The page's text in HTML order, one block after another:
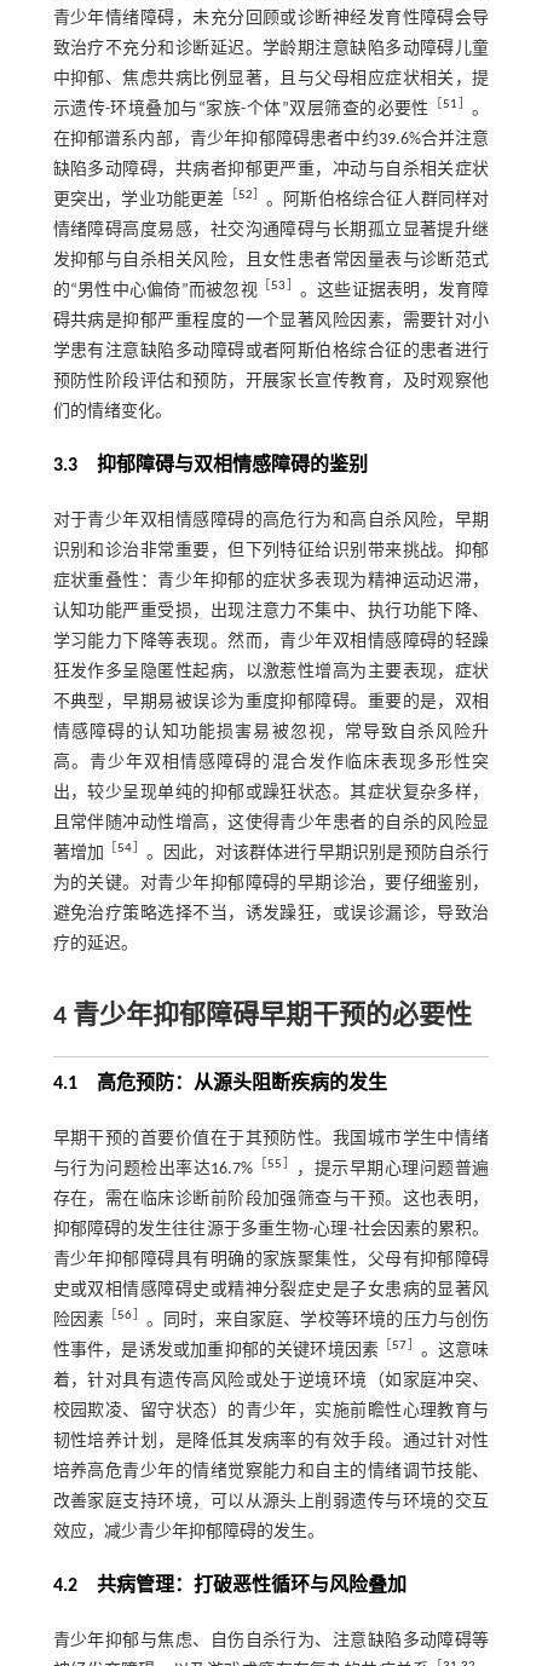
青少年情绪障碍，未充分回顾或诊断神经发育性障碍会导
致治疗不充分和诊断延迟。学龄期注意缺陷多动障碍儿童
中抑郁、焦虑共病比例显著，且与父母相应症状相关，提
示遗传-环境叠加与“家族-个体”双层筛查的必要性
［51
。
在抑郁谱系内部，青少年抑郁障碍患者中约39.6%合并注意
缺陷多动障碍，共病者抑郁更严重，冲动与自杀相关症状
更突出，学业功能更差
52
。阿斯伯格综合征人群同样对
情绪障碍高度易感，社交沟通障碍与长期孤立显著提升继
发抑郁与自杀相关风险，且女性患者常因量表与诊断范式
的“男性中心偏倚”而被忽视 ［53
。这些证据表明，发育障
碍共病是抑郁严重程度的一个显著风险因素，需要针对小
学患有注意缺陷多动障碍或者阿斯伯格综合征的患者进行
预防性阶段评估和预防，开展家长宣传教育，及时观察他
们的情绪变化。
3.3 抑郁障碍与双相情感障碍的鉴别
对于青少年双相情感障碍的高危行为和高自杀风险，早期
识别和诊治非常重要，但下列特征给识别带来挑战。抑郁
症状重叠性：青少年抑郁的症状多表现为精神运动迟滞，
认知功能严重受损，出现注意力不集中、执行功能下降、
学习能力下降等表现。然而，青少年双相情感障碍的轻躁
狂发作多呈隐匿性起病，以激惹性增高为主要表现，症状
不典型，早期易被误诊为重度抑郁障碍。重要的是，双相
情感障碍的认知功能损害易被忽视，常导致自杀风险升
高。青少年双相情感障碍的混合发作临床表现多形性突
出，较少呈现单纯的抑郁或躁狂状态。其症状复杂多样，
且常伴随冲动性增高，这使得青少年患者的自杀的风险显
著增加
［54
。因此，对该群体进行早期识别是预防自杀行
为的关键。对青少年抑郁障碍的早期诊治，要仔细鉴别，
避免治疗策略选择不当，诱发躁狂，或误诊漏诊，导致治
疗的延迟。
4 青少年抑郁障碍早期干预的必要性
4.1 高危预防：从源头阻断疾病的发生
早期干预的首要价值在于其预防性。我国城市学生中情绪
与行为问题检出率达16.7% ［55
，提示早期心理问题普遍
存在，需在临床诊断前阶段加强筛查与干预。这也表明，
抑郁障碍的发生往往源于多重生物-心理-社会因素的累积。
青少年抑郁障碍具有明确的家族聚集性，父母有抑郁障碍
史或双相情感障碍史或精神分裂症史是子女患病的显著风
险因素 ［56
。同时，来自家庭、学校等环境的压力与创伤
性事件，是诱发或加重抑郁的关键环境因素 ［57
。这意味
着，针对具有遗传高风险或处于逆境环境（如家庭冲突、
校园欺凌、留守状态）的青少年，实施前瞻性心理教育与
韧性培养计划，是降低其发病率的有效手段。通过针对性
培养高危青少年的情绪觉察能力和自主的情绪调节技能、
改善家庭支持环境，可以从源头上削弱遗传与环境的交互
效应，减少青少年抑郁障碍的发生。
4.2 共病管理：打破恶性循环与风险叠加
青少年抑郁与焦虑、自伤自杀行为、注意缺陷多动障碍等